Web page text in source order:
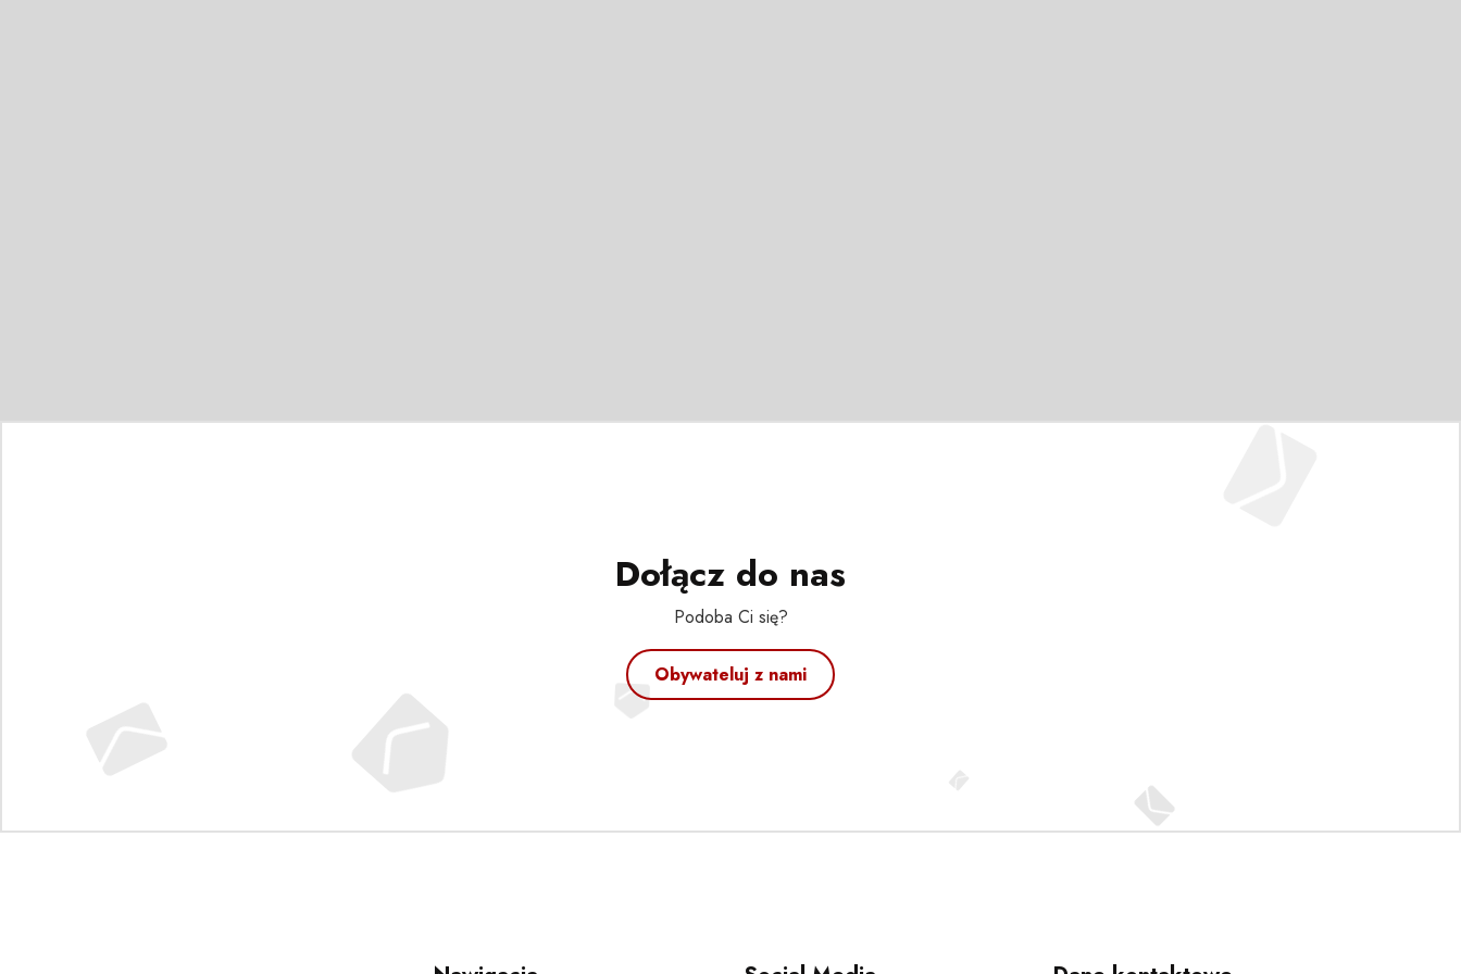
Dołącz do nas
Podoba Ci się?
Obywateluj z nami